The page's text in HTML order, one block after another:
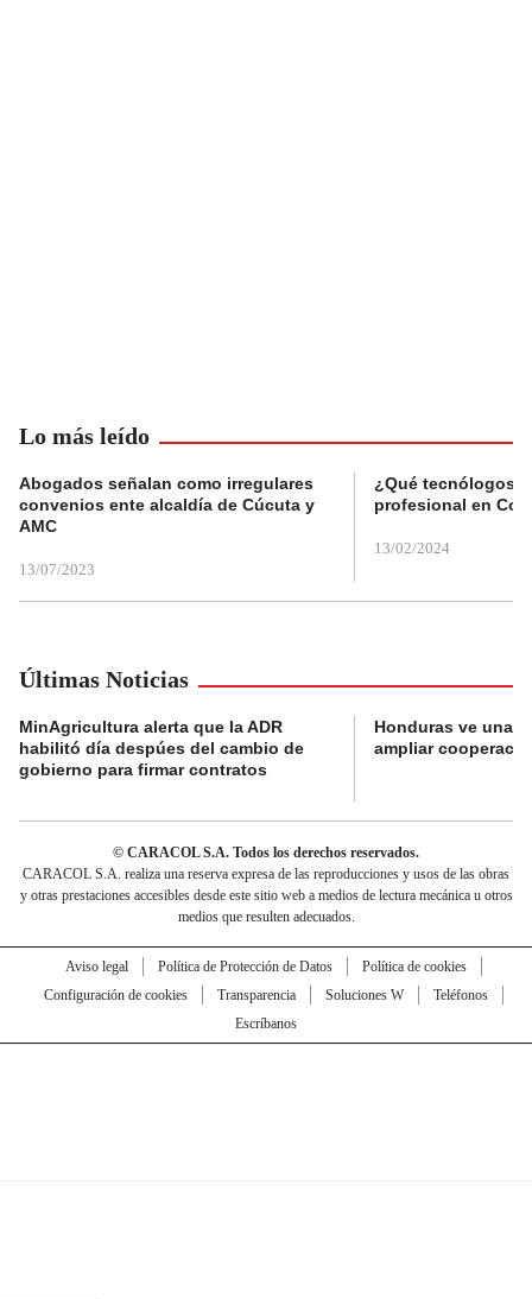
Lo más leído
Abogados señalan como irregulares
convenios ente alcaldía de Cúcuta y
AMC
13/07/2023
¿Qué tecnólogos
profesional en
13/02/2024
Últimas Noticias
MinAgricultura alerta que la ADR
habilitó día despúes del cambio de
gobierno para firmar contratos
Honduras ve una
ampliar
© CARACOL S.A. Todos los derechos reservados.
CARACOL S.A. realiza una reserva expresa de las reproducciones y usos de las obras
y otras prestaciones accesibles desde este sitio web a medios de lectura mecánica u otros
medios que resulten adecuados.
Aviso legal Política de Protección de Datos
Política de cookies
Configuración de cookies
Transparencia Soluciones W
Teléfonos
Escríbanos